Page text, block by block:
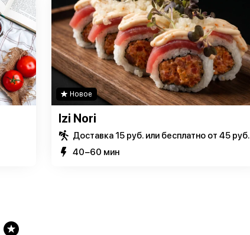
Новое
Izi Nori
Доставка 15 руб. или бесплатно от 45 руб.
40−60 мин